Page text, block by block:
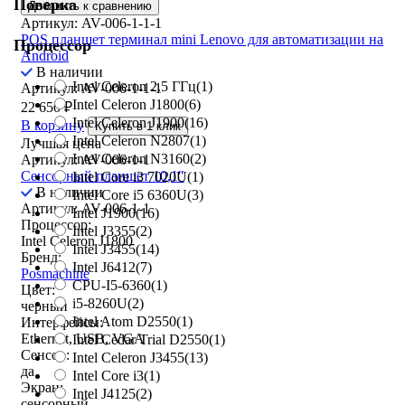
Поверка
Процессор
Intel Celeron 2.5 ГГц(1)
Intel Celeron J1800(6)
Intel Celeron J1900(16)
Intel Celeron N2807(1)
Intel Celeron N3160(2)
Intel Core i3 7020U(1)
Intel Core i5 6360U(3)
Intel J1900(16)
Intel J3355(2)
Intel J3455(14)
Intel J6412(7)
CPU-I5-6360(1)
i5-8260U(2)
Intel Atom D2550(1)
Intel Cedar Trial D2550(1)
Intel Celeron J3455(13)
Intel Core i3(1)
Intel J4125(2)
Добавить к сравнению
Артикул: AV-006-1-1-1
POS планшет терминал mini Lenovo для автоматизации на
Android
В наличии
Артикул: AV-006-1-1-1
22 650₽
В корзину
Купить в 1 клик
Лучшая цена
Артикул: AV-006-1-1
Сенсорный планшет 10,1″
В наличии
Артикул: AV-006-1-1
Процессор:
Intel Celeron J1800
Бренд:
Posmachine
Цвет:
черный
Интерфейсы:
Ethernet, USB, VGA
Сенсор:
да
Экран: